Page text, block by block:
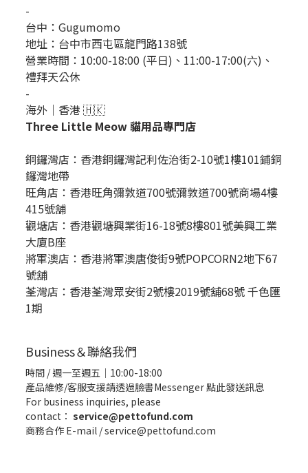
-
台中： Gugumomo
地址： 台中市西屯區龍門路138號
營業時間：10:00-18:00 (平日)、11:00-17:00(六)、
禮拜天公休
-
海外｜香港 🇭🇰
Three Little Meow 貓用品專門店
銅鑼灣店： 香港銅鑼灣記利佐治街2-10號1樓101鋪銅
鑼灣地帶
旺角店：香港旺角彌敦道700號彌敦道700號商場4樓
415號舖
觀塘店：香港觀塘興業街16-18號8樓801號美興工業
大廈B座
將軍澳店：香港將軍澳唐俊街9號POPCORN2地下67
號舖
荃灣店：香港荃灣眾安街2號樓2019號舖68號 千色匯
1期
Business＆聯絡我們
時間 / 週一至週五｜10:00-18:00
產品維修/客服支援請透過臉書Messenger點此發送訊息
For business inquiries, please
contact： service@pettofund.com
商務合作 E-mail / service@pettofund.com